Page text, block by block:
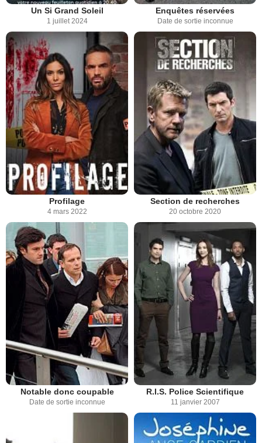
Un Si Grand Soleil
1 juillet 2024
Enquêtes réservées
Date de sortie inconnue
Profilage
4 mars 2022
Section de recherches
20 octobre 2020
Notable donc coupable
Date de sortie inconnue
R.I.S. Police Scientifique
11 janvier 2007